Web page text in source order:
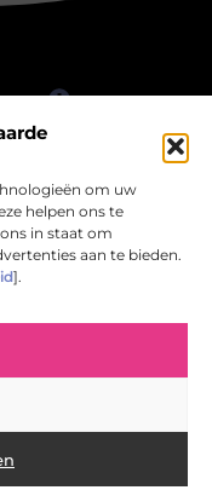
om uw
helpen ons te
in staat om
aan te bieden.
].
categorie
inspirerende